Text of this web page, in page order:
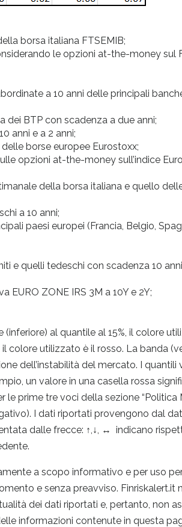
borsa italiana FTSEMIB;
le opzioni at-the-money sul
a 10 anni delle principali
dei BTP con scadenza a due anni;
anni e a 2 anni;
borse europee Eurostoxx;
opzioni at-the-money sull’indice
della borsa italiana e quello
a 10 anni;
paesi europei (Francia, Belgio,
e quelli tedeschi con scadenza 10
EURO ZONE IRS 3M a 10Y e 2Y;
(inferiore) al quantile al 15%, il colore
colore utilizzato è il rosso. La banda
dell’instabilità del mercato. I quantili
un valore in una casella rossa
prime tre voci della sezione “Politica
I dati riportati provengono dal
dalle frecce: ↑,↓, ↔ indicano
a scopo informativo e per uso
e senza preavviso. Finriskalert.it
dei dati riportati e, pertanto, non
informazioni contenute in questa